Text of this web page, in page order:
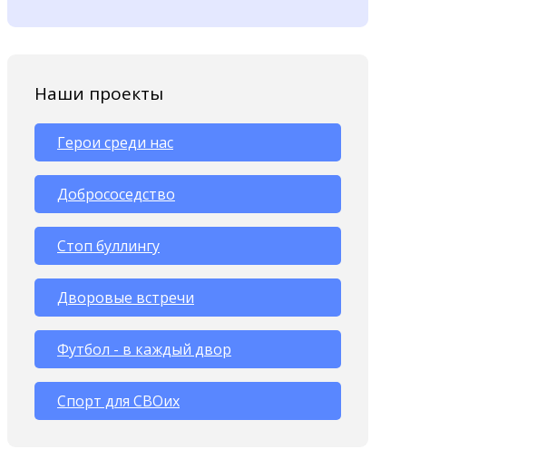
Наши проекты
Герои среди нас
Добрососедство
Стоп буллингу
Дворовые встречи
Футбол - в каждый двор
Спорт для СВОих